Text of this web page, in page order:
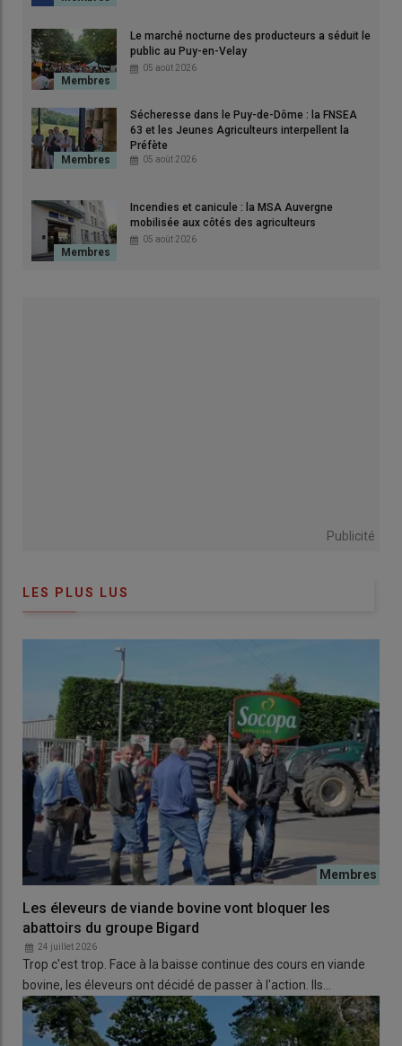
Le marché nocturne des producteurs a séduit le
public au Puy-en-Velay
05 août 2026
Sécheresse dans le Puy-de-Dôme : la FNSEA
63 et les Jeunes Agriculteurs interpellent la
Préfète
05 août 2026
Incendies et canicule : la MSA Auvergne
mobilisée aux côtés des agriculteurs
05 août 2026
Publicité
LES PLUS LUS
Les éleveurs de viande bovine vont bloquer les
abattoirs du groupe Bigard
24 juillet 2026
Trop c'est trop. Face à la baisse continue des cours en viande
bovine, les éleveurs ont décidé de passer à l'action. Ils…